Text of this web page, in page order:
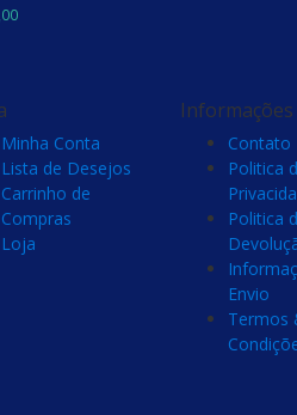
Minha Conta
Lista de Desejos
Carrinho de
Compras
Loja
Informações
Contato
Politica
Politica
Envio
Termos